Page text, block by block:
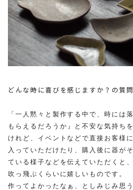
どんな時に喜びを感じますか？の質
「一人黙々と製作する中で、時には
もらえるだろうか 』
と不安な気持ち
けれど、イベントなどで直接お客様
入っていただけたり、 購入後に器が
ている様子などを伝えていただくと、
吹っ飛ぶくらいに嬉しいものです。
作ってよかったなぁ、としみじみ思